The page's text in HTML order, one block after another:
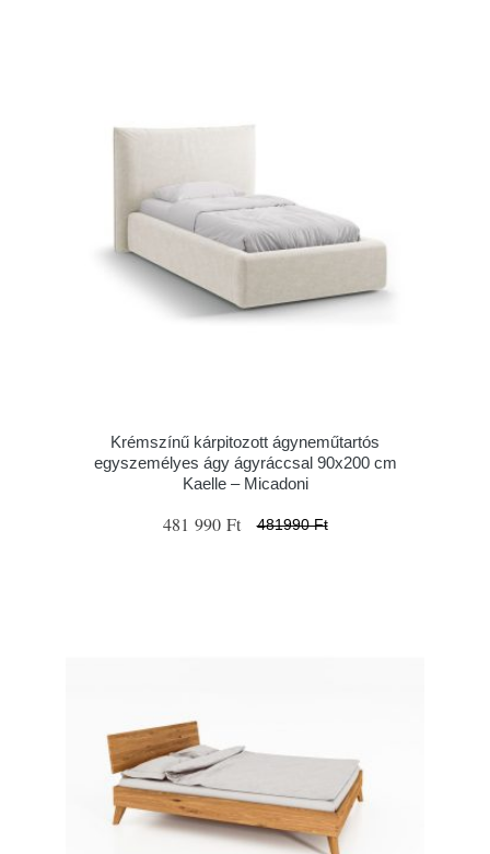
Krémszínű kárpitozott ágyneműtartós
egyszemélyes ágy ágyráccsal 90x200 cm
Kaelle – Micadoni
481 990 Ft 481990 Ft